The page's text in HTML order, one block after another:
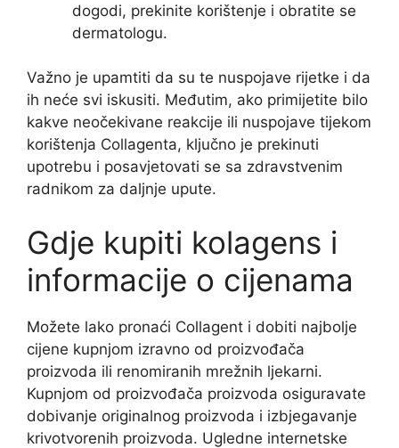
dogodi, prekinite korištenje i obratite se
dermatologu.
Važno je upamtiti da su te nuspojave rijetke i da
ih neće svi iskusiti. Međutim, ako primijetite bilo
kakve neočekivane reakcije ili nuspojave tijekom
korištenja Collagenta, ključno je prekinuti
upotrebu i posavjetovati se sa zdravstvenim
radnikom za daljnje upute.
Gdje kupiti kolagens i
informacije o cijenama
Možete lako pronaći Collagent i dobiti najbolje
cijene kupnjom izravno od proizvođača
proizvoda ili renomiranih mrežnih ljekarni.
Kupnjom od proizvođača proizvoda osiguravate
dobivanje originalnog proizvoda i izbjegavanje
krivotvorenih proizvoda. Ugledne internetske